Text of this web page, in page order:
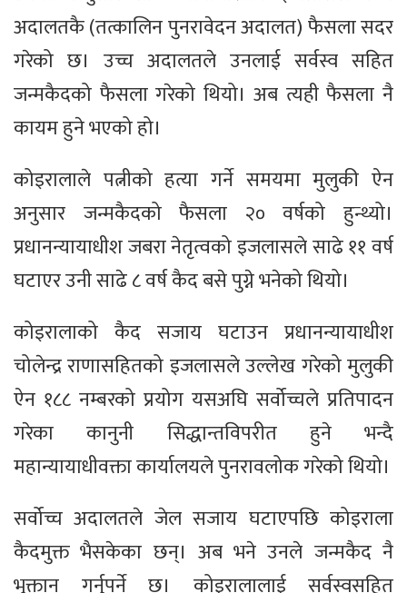
अदालतकै (तत्कालिन पुनरावेदन अदालत) फैसला सदर
गरेको छ। उच्च अदालतले उनलाई सर्वस्व सहित
जन्मकैदको फैसला गरेको थियो। अब त्यही फैसला नै
कायम हुने भएको हो।
कोइरालाले पत्नीको हत्या गर्ने समयमा मुलुकी ऐन
अनुसार जन्मकैदको फैसला २० वर्षको हुन्थ्यो।
प्रधानन्यायाधीश जबरा नेतृत्वको इजलासले साढे ११ वर्ष
घटाएर उनी साढे ८ वर्ष कैद बसे पुग्ने भनेको थियो।
कोइरालाको कैद सजाय घटाउन प्रधानन्यायाधीश
चोलेन्द्र राणासहितको इजलासले उल्लेख गरेको मुलुकी
ऐन १८८ नम्बरको प्रयोग यसअघि सर्वोच्चले प्रतिपादन
गरेका कानुनी सिद्धान्तविपरीत हुने भन्दै
महान्यायाधीवक्ता कार्यालयले पुनरावलोक गरेको थियो।
सर्वोच्च अदालतले जेल सजाय घटाएपछि कोइराला
कैदमुक्त भैसकेका छन्। अब भने उनले जन्मकैद नै